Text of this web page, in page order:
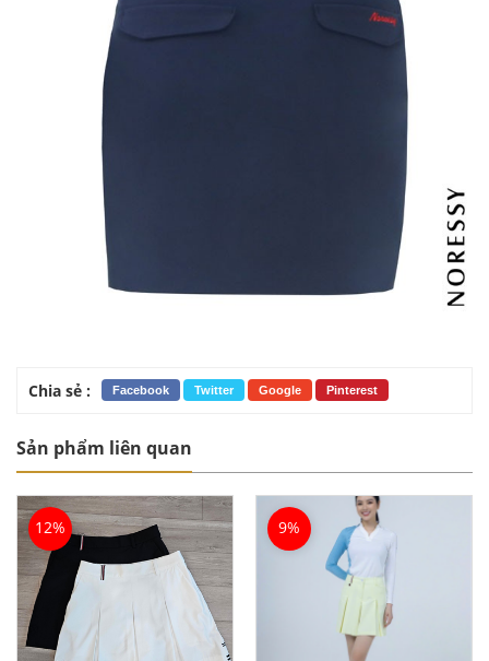
Chia sẻ : Facebook Twitter Google Pinterest
Sản phẩm liên quan
12% 9%